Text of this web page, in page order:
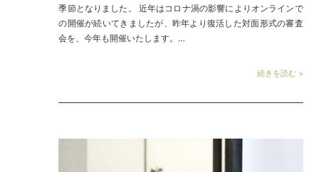
季節となりました。 近年はコロナ渦の影響によりオンラインで
の開催が続いてきましたが、昨年より復活した対面形式の審査
会を、今年も開催いたします。…
続きを読む >